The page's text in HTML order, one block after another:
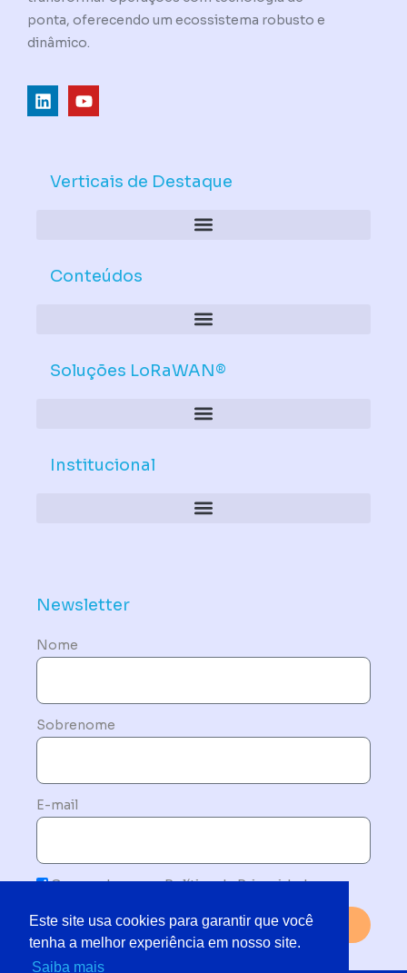
Este site usa cookies para garantir que você
tenha a melhor experiência em nosso site.
Saiba mais
ponta, oferecendo um ecossistema robusto e
dinâmico.
L
i
d
Y
o
b
Verticais de Destaque
Conteúdos
Soluções LoRaWAN®
Institucional
Newsletter
Nome
Sobrenome
E-mail
Concordo com a Política de Privacidade
Enviar